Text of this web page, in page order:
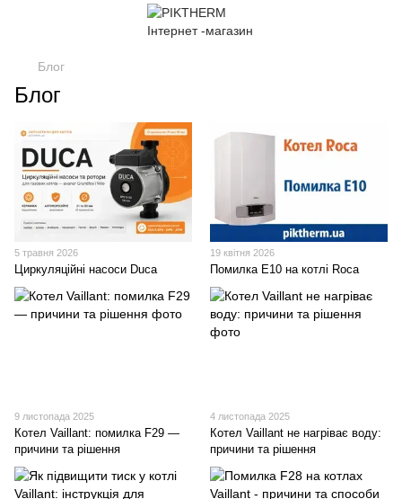
Блог
Блог
5 травня 2026
Циркуляційні насоси Duca
19 квітня 2026
Помилка E10 на котлі Roca
9 листопада 2025
Котел Vaillant: помилка F29 —
причини та рішення
4 листопада 2025
Котел Vaillant не нагріває воду:
причини та рішення